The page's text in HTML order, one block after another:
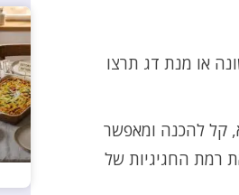
או מנת דג תרצו
קל להכנה ומאפשר
רמת החגיגיות של